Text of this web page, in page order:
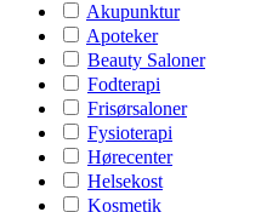
Akupunktur
Apoteker
Beauty Saloner
Fodterapi
Frisørsaloner
Fysioterapi
Hørecenter
Helsekost
Kosmetik